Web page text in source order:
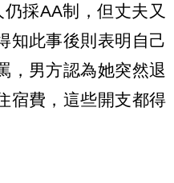
採AA制，但丈夫又
知此事後則表明自己
，男方認為她突然退
宿費，這些開支都得